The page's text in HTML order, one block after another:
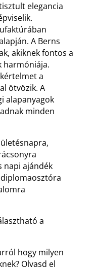
elegancia
A Berns
akiknek fontos a
harmóniája.
a
ötvözik. A
alapanyagok
minden
napi ajándék
a
hogy milyen
Olvasd el